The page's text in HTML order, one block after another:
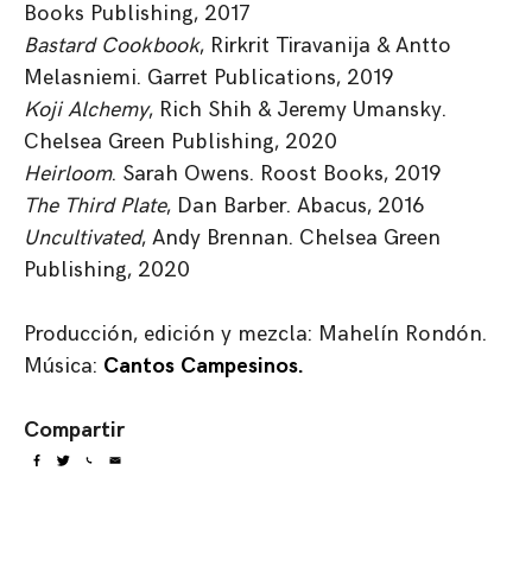
Books Publishing, 2017
Bastard Cookbook, Rirkrit Tiravanija & Antto
Melasniemi. Garret Publications, 2019
Koji Alchemy, Rich Shih & Jeremy Umansky.
Chelsea Green Publishing, 2020
Heirloom. Sarah Owens. Roost Books, 2019
The Third Plate, Dan Barber. Abacus, 2016
Uncultivated, Andy Brennan. Chelsea Green
Publishing, 2020
Producción, edición y mezcla: Mahelín Rondón.
Música: Cantos Campesinos.
Compartir